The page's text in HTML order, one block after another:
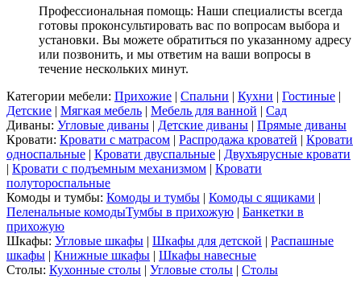
Профессиональная помощь: Наши специалисты всегда
готовы проконсультировать вас по вопросам выбора и
установки. Вы можете обратиться по указанному адресу
или позвонить, и мы ответим на ваши вопросы в
течение нескольких минут.
Категории мебели: Прихожие | Спальни | Кухни | Гостиные |
Детские | Мягкая мебель | Мебель для ванной | Сад
Диваны: Угловые диваны | Детские диваны | Прямые диваны
Кровати: Кровати с матрасом | Распродажа кроватей | Кровати
односпальные | Кровати двуспальные | Двухъярусные кровати
| Кровати с подъемным механизмом | Кровати
полутороспальные
Комоды и тумбы: Комоды и тумбы | Комоды с ящиками |
Пеленальные комодыТумбы в прихожую | Банкетки в
прихожую
Шкафы: Угловые шкафы | Шкафы для детской | Распашные
шкафы | Книжные шкафы | Шкафы навесные
Столы: Кухонные столы | Угловые столы | Cтолы